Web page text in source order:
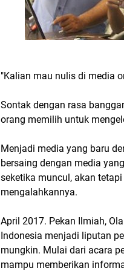
"Kalian mau nulis di media
Sontak dengan rasa
orang memilih untuk
Menjadi media yang baru
bersaing dengan media
seketika muncul, akan
mengalahkannya.
April 2017. Pekan Ilmiah,
Indonesia menjadi liputan
mungkin. Mulai dari acara
mampu memberikan